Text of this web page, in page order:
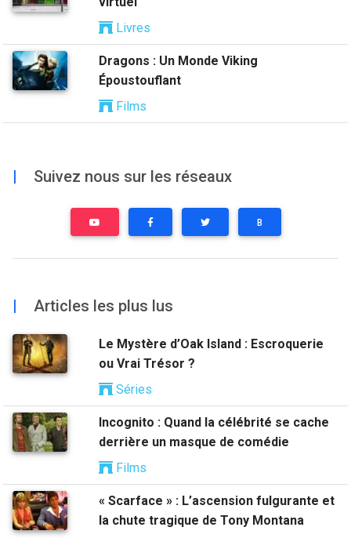
Livres
Dragons : Un Monde Viking
Époustouflant
Films
| Suivez nous sur les réseaux
B
| Articles les plus lus
Le Mystère d’Oak Island : Escroquerie
ou Vrai Trésor ?
Séries
Incognito : Quand la célébrité se cache
derrière un masque de comédie
Films
« Scarface » : L’ascension fulgurante et
la chute tragique de Tony Montana